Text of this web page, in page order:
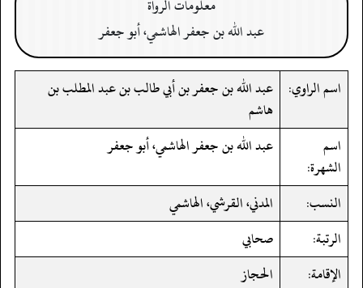
معلومات الرواة
عبد الله بن جعفر الهاشمي، أبو جعفر
اسم الراوي:
عبد الله بن جعفر بن أبي طالب بن عبد المطلب بن
هاشم
اسم
الشهرة:
عبد الله بن جعفر الهاشمي، أبو جعفر
النسب:
المدني، القرشي، الهاشمي
الرتبة:
صحابي
الإقامة:
الحجاز